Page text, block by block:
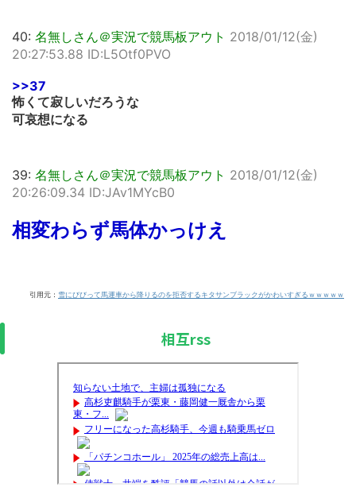
40: 名無しさん＠実況で競馬板アウト 2018/01/12(金)
20:27:53.88 ID:L5Otf0PVO
>>37
怖くて寂しいだろうな
可哀想になる
39: 名無しさん＠実況で競馬板アウト 2018/01/12(金)
20:26:09.34 ID:JAv1MYcB0
相変わらず馬体かっけえ
引用元： 雪にびびって馬運車から降りるのを拒否するキタサンブラックがかわいすぎるｗｗｗｗｗ
相互rss